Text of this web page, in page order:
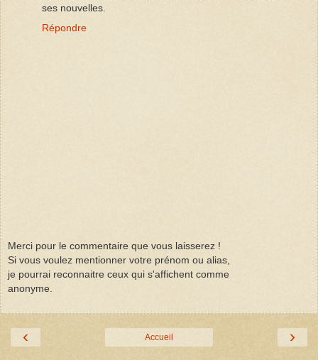
ses nouvelles.
Répondre
Merci pour le commentaire que vous laisserez !
Si vous voulez mentionner votre prénom ou alias,
je pourrai reconnaitre ceux qui s'affichent comme
anonyme.
‹ ›
Accueil